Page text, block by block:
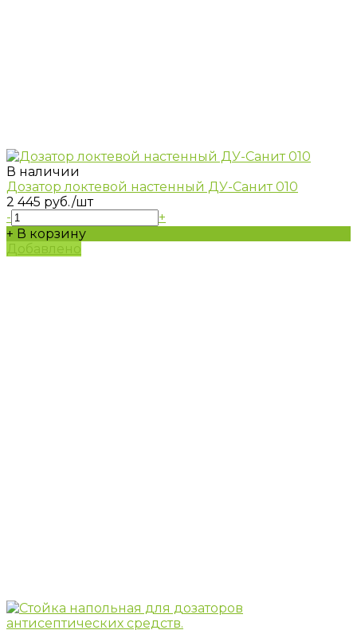
В наличии
Дозатор локтевой настенный ДУ-Санит 010
2 445 руб./шт
-
+
+ В корзину
Добавлено